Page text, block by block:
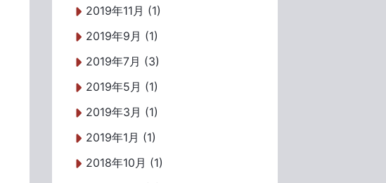
2019年11月 (1)
2019年9月 (1)
2019年7月 (3)
2019年5月 (1)
2019年3月 (1)
2019年1月 (1)
2018年10月 (1)